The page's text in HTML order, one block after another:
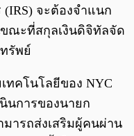
จะต้องจำแนก
ขณะที่สกุลเงินดิจิทัลจัด
รัพย์
ทคโนโลยีของ NYC
นการของนายก
มารถส่งเสริมผู้คนผ่าน